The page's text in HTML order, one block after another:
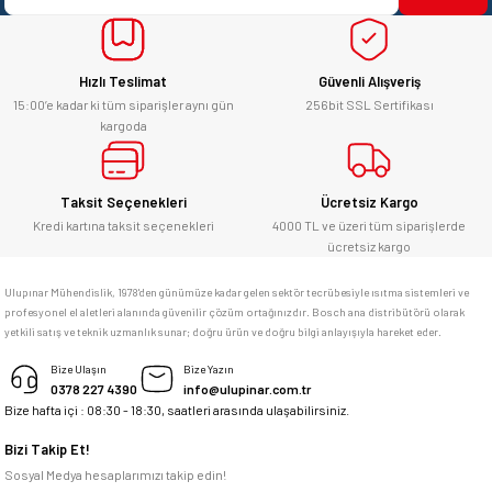
Bu ürüne benzer farklı alternatifler olmalı.
yücel çağatay uzun | 12/06/2026
Kesinlikle orjinal ürün, güvenerek
alabilirsiniz.
E... Ü... | 10/06/2026
Bosch marka alet alacaksam kesinlikle
adresim Ulupınar.com.tr
memnun kaldım
Deneyimini Paylaş
Hızlı Teslimat
15:00’e kadar ki tüm siparişler aynı gün
kargoda
Güvenli Alışveriş
256bit SSL Sertifikası
Taksit Seçenekleri
Kredi kartına taksit seçenekleri
Ücretsiz Kargo
4000 TL ve üzeri tüm siparişlerde
ücretsiz kargo
Ulupınar Mühendislik, 1978'den günümüze kadar gelen sektör tecrübesiyle ısıtma sistemleri ve
profesyonel el aletleri alanında güvenilir çözüm ortağınızdır. Bosch ana distribütörü olarak
yetkili satış ve teknik uzmanlık sunar; doğru ürün ve doğru bilgi anlayışıyla hareket eder.
Bize Ulaşın
0378 227 4390
Bize Yazın
info@ulupinar.com.tr
Bize hafta içi : 08:30 - 18:30, saatleri arasında ulaşabilirsiniz.
Bizi Takip Et!
Sosyal Medya hesaplarımızı takip edin!